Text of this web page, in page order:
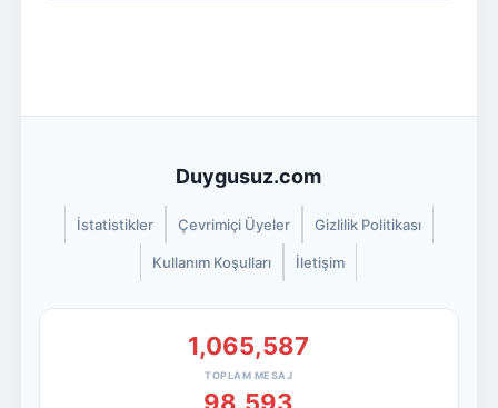
Duygusuz.com
İstatistikler Çevrimiçi Üyeler Gizlilik Politikası
Kullanım Koşulları İletişim
1,065,587
TOPLAM MESAJ